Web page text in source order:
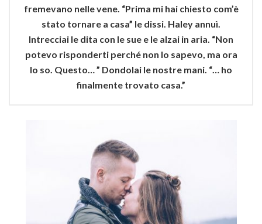
fremevano nelle vene. “Prima mi hai chiesto com’è
stato tornare a casa” le dissi. Haley annuì.
Intrecciai le dita con le sue e le alzai in aria. “Non
potevo risponderti perché non lo sapevo, ma ora
lo so. Questo… ” Dondolai le nostre mani. “… ho
finalmente trovato casa.”